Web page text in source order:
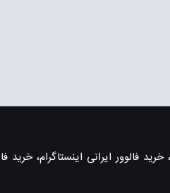
فالوور ایرانی اینستاگرام، خرید